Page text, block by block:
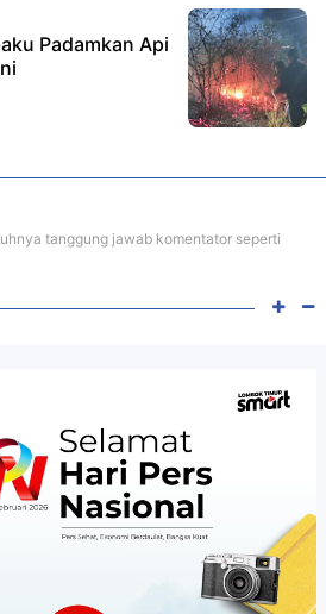
Padamkan Api
tanggung jawab komentator seperti